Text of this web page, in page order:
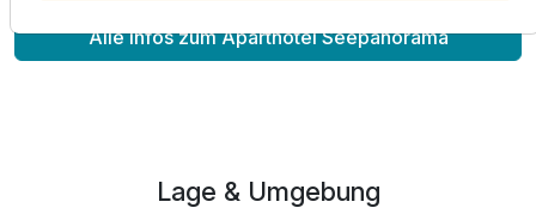
Alle Infos zum Aparthotel Seepanorama
Lage & Umgebung